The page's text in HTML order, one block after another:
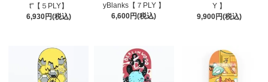
t"【５PLY】
6,930円(税込)
yBlanks【７PLY 】
6,600円(税込)
Y 】
9,900円(税込)